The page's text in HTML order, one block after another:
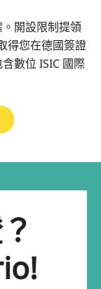
開設限制提領
得您在德國簽證
數位 ISIC 國際